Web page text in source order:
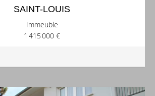
SAINT-LOUIS
Immeuble
1 415 000 €